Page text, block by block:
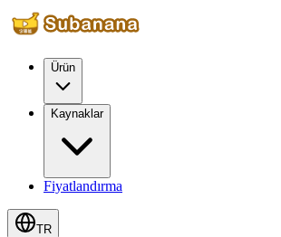
Ürün
Kaynaklar
Fiyatlandırma
TR